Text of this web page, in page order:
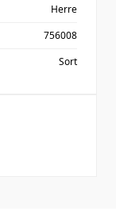
Herre
756008
Sort